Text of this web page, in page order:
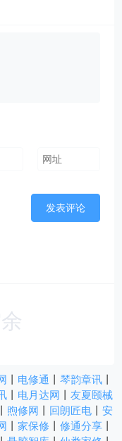
电修通 琴韵章讯
电月达网
友夏颐械
煦修网 回朗匠电
安
家保修 修通分享